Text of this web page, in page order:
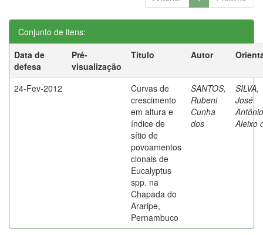
Conjunto de itens:
Data de
defesa
Pré-
visualização
Título Autor
24-Fev-2012
Curvas de
crescimento
em altura e
índice de
sítio de
povoamentos
clonais de
Eucalyptus
spp. na
Chapada do
Araripe,
Pernambuco
SANTOS,
Rubeni
Cunha
dos
SILVA,
José
Antônio
Aleixo